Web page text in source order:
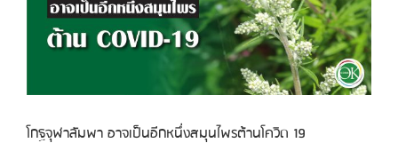
โกฐจุฬาลัมพา อาจเป็นอีกหนึ่งสมุนไพรต้านโควิด 19